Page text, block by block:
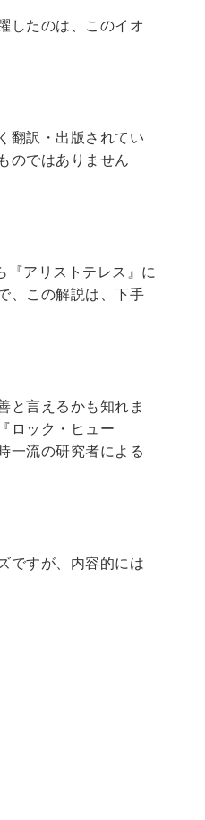
したのは、このイオ
翻訳・出版されてい
のではありません
『アリストテレス』に
、この解説は、下手
と言えるかも知れま
ロック・ヒュー
一流の研究者による
ですが、内容的には